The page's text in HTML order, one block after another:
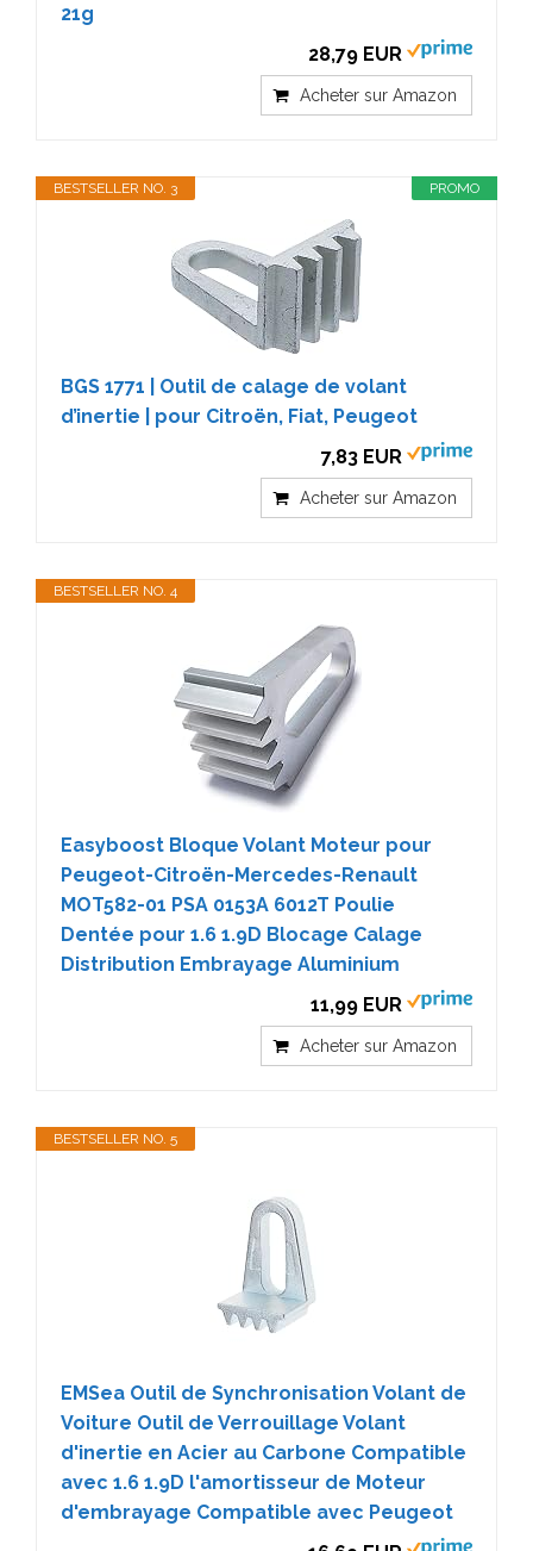
21g
28,79 EUR
Acheter sur Amazon
PROMO
BESTSELLER NO. 3
BGS 1771 | Outil de calage de volant
d’inertie | pour Citroën, Fiat, Peugeot
7,83 EUR
Acheter sur Amazon
BESTSELLER NO. 4
Easyboost Bloque Volant Moteur pour
Peugeot-Citroën-Mercedes-Renault
MOT582-01 PSA 0153A 6012T Poulie
Dentée pour 1.6 1.9D Blocage Calage
Distribution Embrayage Aluminium
11,99 EUR
Acheter sur Amazon
BESTSELLER NO. 5
EMSea Outil de Synchronisation Volant de
Voiture Outil de Verrouillage Volant
d'inertie en Acier au Carbone Compatible
avec 1.6 1.9D l'amortisseur de Moteur
d'embrayage Compatible avec Peugeot